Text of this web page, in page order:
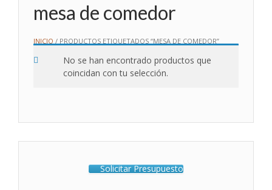
INICIO / PRODUCTOS ETIQUETADOS “MESA DE COMEDOR”
mesa de comedor
No se han encontrado productos que
coincidan con tu selección.
Solicitar Presupuesto